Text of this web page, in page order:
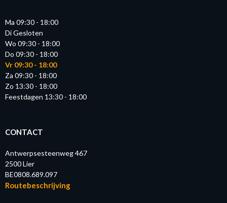
Ma 09:30 - 18:00
Di Gesloten
Wo 09:30 - 18:00
Do 09:30 - 18:00
Vr 09:30 - 18:00
Za 09:30 - 18:00
Zo 13:30 - 18:00
Feestdagen 13:30 - 18:00
CONTACT
Antwerpsesteenweg 467
2500 Lier
BE0808.689.097
Routebeschrijving